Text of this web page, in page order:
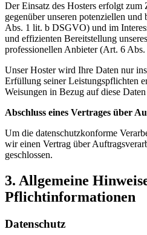
Der Einsatz des Hosters erfolgt
gegenüber unseren potenziellen
Abs. 1 lit. b DSGVO) und im
und effizienten Bereitstellung
professionellen Anbieter (Art. 6
Unser Hoster wird Ihre Daten nur
Erfüllung seiner Leistungspflichten
Weisungen in Bezug auf diese
Abschluss eines Vertrages über
Um die datenschutzkonforme
wir einen Vertrag über
geschlossen.
3. Allgemeine
Pflichtinformationen
Datenschutz